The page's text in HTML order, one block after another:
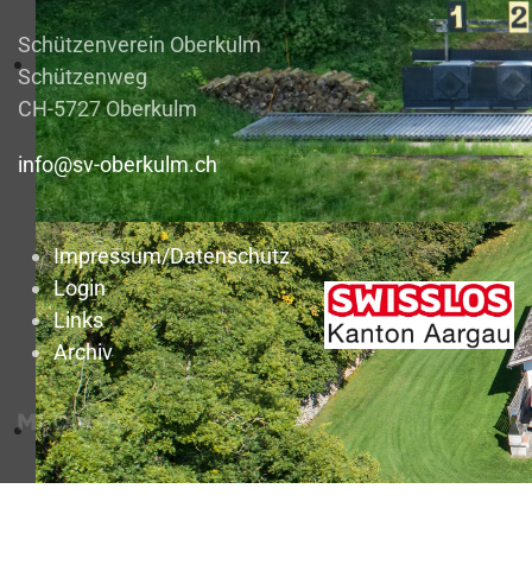
Schützenverein Oberkulm
Schützenweg
CH-5727 Oberkulm
info@sv-oberkulm.ch
Impressum/Datenschutz
Login
Links
Archiv